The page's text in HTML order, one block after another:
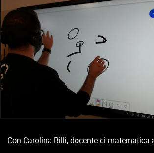
Con Carolina Billi, docente di matematica